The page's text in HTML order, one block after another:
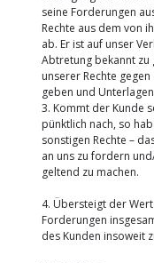
seine Forderungen
Rechte aus dem von
ab. Er ist auf unser
Abtretung bekannt zu
unserer Rechte
geben und
3. Kommt der Kunde
pünktlich nach, so
sonstigen Rechte –
an uns zu fordern
geltend zu machen.
4. Übersteigt der
Forderungen
des Kunden insoweit